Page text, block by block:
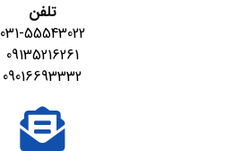
تلفن
031-55543022
09135216261
09016693332